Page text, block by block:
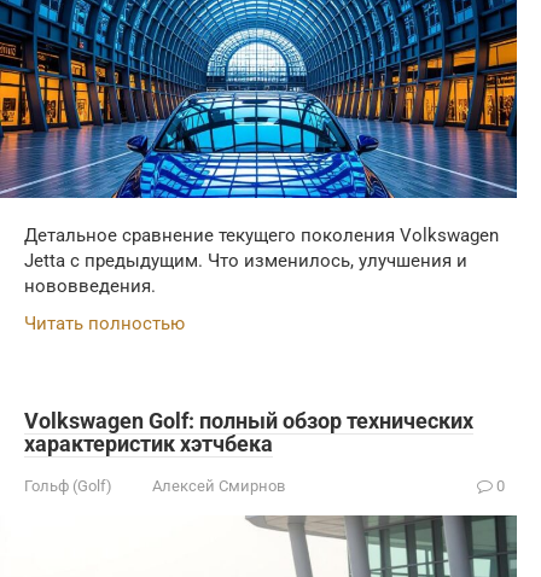
Детальное сравнение текущего поколения Volkswagen
Jetta с предыдущим. Что изменилось, улучшения и
нововведения.
Читать полностью
Volkswagen Golf: полный обзор технических
характеристик хэтчбека
Гольф (Golf) Алексей Смирнов 0